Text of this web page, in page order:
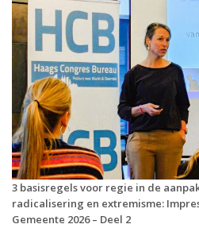
3 basisregels voor regie in de
radicalisering en extremisme:
Gemeente 2026 – Deel 2